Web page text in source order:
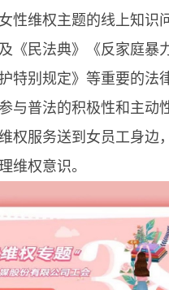
性维权主题的线上知识
《民法典》《反家庭暴
特别规定》等重要的法
与普法的积极性和主动
权服务送到女员工身边
维权意识。